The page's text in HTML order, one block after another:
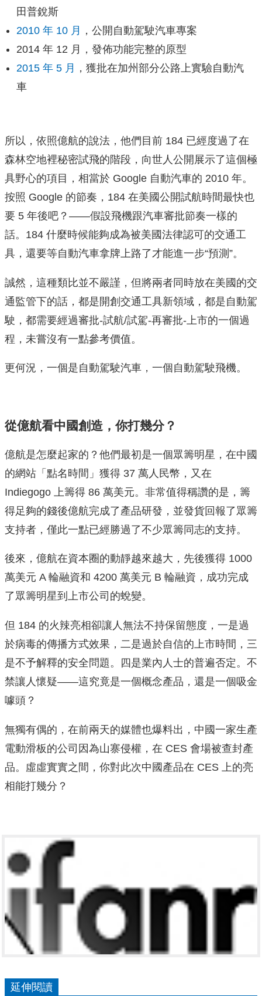
田普銳斯
2010 年 10 月
，公開自動駕駛汽車專案
2014 年 12 月，發佈功能完整的原型
2015 年 5 月
，獲批在加州部分公路上實驗自動汽
車
所以，依照億航的說法，他們目前 184 已經度過了在
森林空地裡秘密試飛的階段，向世人公開展示了這個極
具野心的項目，相當於 Google 自動汽車的 2010 年。
按照 Google 的節奏，184 在美國公開試航時間最快也
要 5 年後吧？——假設飛機跟汽車審批節奏一樣的
話。184 什麼時候能夠成為被美國法律認可的交通工
具，還要等自動汽車拿牌上路了才能進一步“預測”。
誠然，這種類比並不嚴謹，但將兩者同時放在美國的交
通監管下的話，都是開創交通工具新領域，都是自動駕
駛，都需要經過審批-試航/試駕-再審批-上市的一個過
程，未嘗沒有一點參考價值。
更何況，一個是自動駕駛汽車，一個自動駕駛飛機。
從億航看中國創造，你打幾分？
億航是怎麼起家的？他們最初是一個眾籌明星，在中國
的網站「點名時間」獲得 37 萬人民幣，又在
Indiegogo 上籌得 86 萬美元。非常值得稱讚的是，籌
得足夠的錢後億航完成了產品研發，並發貨回報了眾籌
支持者，僅此一點已經勝過了不少眾籌同志的支持。
後來，億航在資本圈的動靜越來越大，先後獲得 1000
萬美元 A 輪融資和 4200 萬美元 B 輪融資，成功完成
了眾籌明星到上市公司的蛻變。
但 184 的火辣亮相卻讓人無法不持保留態度，一是過
於病毒的傳播方式效果，二是過於自信的上市時間，三
是不予解釋的安全問題。四是業內人士的普遍否定。不
禁讓人懷疑——這究竟是一個概念產品，還是一個吸金
噱頭？
無獨有偶的，在前兩天的媒體也爆料出，中國一家生產
電動滑板的公司因為山寨侵權，在 CES 會場被查封產
品。虛虛實實之間，你對此次中國產品在 CES 上的亮
相能打幾分？
延伸閱讀